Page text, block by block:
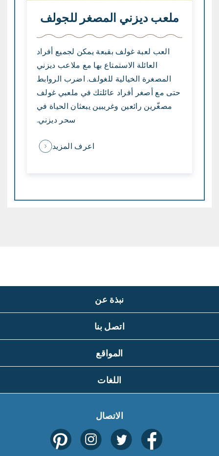
ملعب ديزني المصغر للجولف
العب لعبة غولف بقبعة يمكن لجميع أفراد
العائلة الاستمتاع بها مع ملاعب ديزني
المصغرة الخيالية للغولف. اضرب الروابط
حتى مع أصغر أفراد عائلتك في ملعبي غولف
مصغّرين رائعين وغريبين يبعثان الحياة في
سحر ديزني.
اعرف المزيد
نبذة عن
اتصل بنا
المواقع
اللغات
الاتصال